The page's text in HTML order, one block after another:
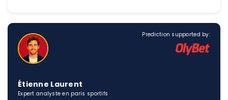
Prediction supported by:
Étienne Laurent
Expert analyste en paris sportifs